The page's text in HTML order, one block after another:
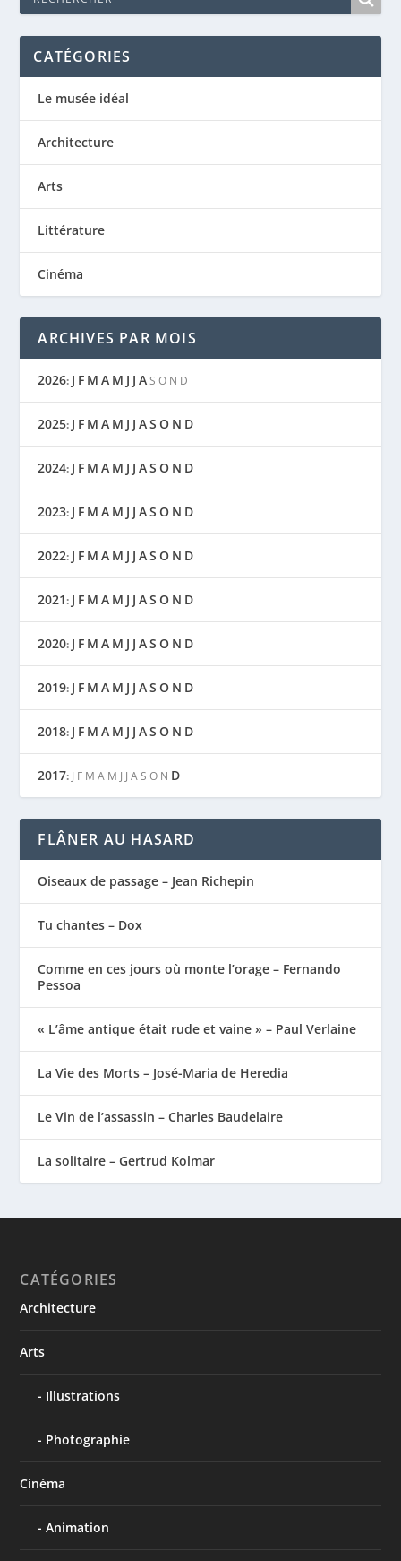
CATÉGORIES
Le musée idéal
Architecture
Arts
Littérature
Cinéma
ARCHIVES PAR MOIS
2026: J F M A M J J A S O N D
2025: J F M A M J J AS O N D
2024: J F M A M J J AS O N D
2023: J F M A M J J AS O N D
2022: J F M A M J J AS O N D
2021: J F M A M J J AS O N D
2020: J F M A M J J AS O N D
2019: J F M A M J J AS O N D
2018: J F M A M J J AS O N D
2017: J F M A M J J A S O N D
FLÂNER AU HASARD
Oiseaux de passage – Jean Richepin
Tu chantes – Dox
Comme en ces jours où monte l’orage – Fernando
Pessoa
« L’âme antique était rude et vaine » – Paul Verlaine
La Vie des Morts – José-Maria de Heredia
Le Vin de l’assassin – Charles Baudelaire
La solitaire – Gertrud Kolmar
CATÉGORIES
Architecture
Arts
Illustrations
Photographie
Cinéma
Animation